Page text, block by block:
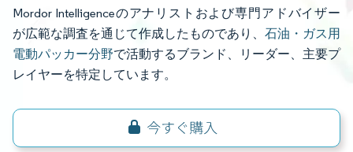
Mordor Intelligenceのアナリストおよび専門アドバイザー
が広範な調査を通じて作成したものであり、 石油・ガス用
電動パッカー分野で活動するブランド、リーダー、主要プ
レイヤーを特定しています。